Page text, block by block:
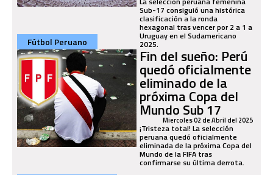
Sub-17 consiguió una histórica
clasificación a la ronda
hexagonal tras vencer por 2 a 1 a
Uruguay en el Sudamericano
2025.
Fútbol Peruano
Fin del sueño: Perú
quedó oficialmente
eliminado de la
próxima Copa del
Mundo Sub 17
Miercoles 02 de Abril del 2025
¡Tristeza total! La selección
peruana quedó oficialmente
eliminada de la próxima Copa del
Mundo de la FIFA tras
confirmarse su última derrota.